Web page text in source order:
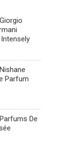
Parfum
De